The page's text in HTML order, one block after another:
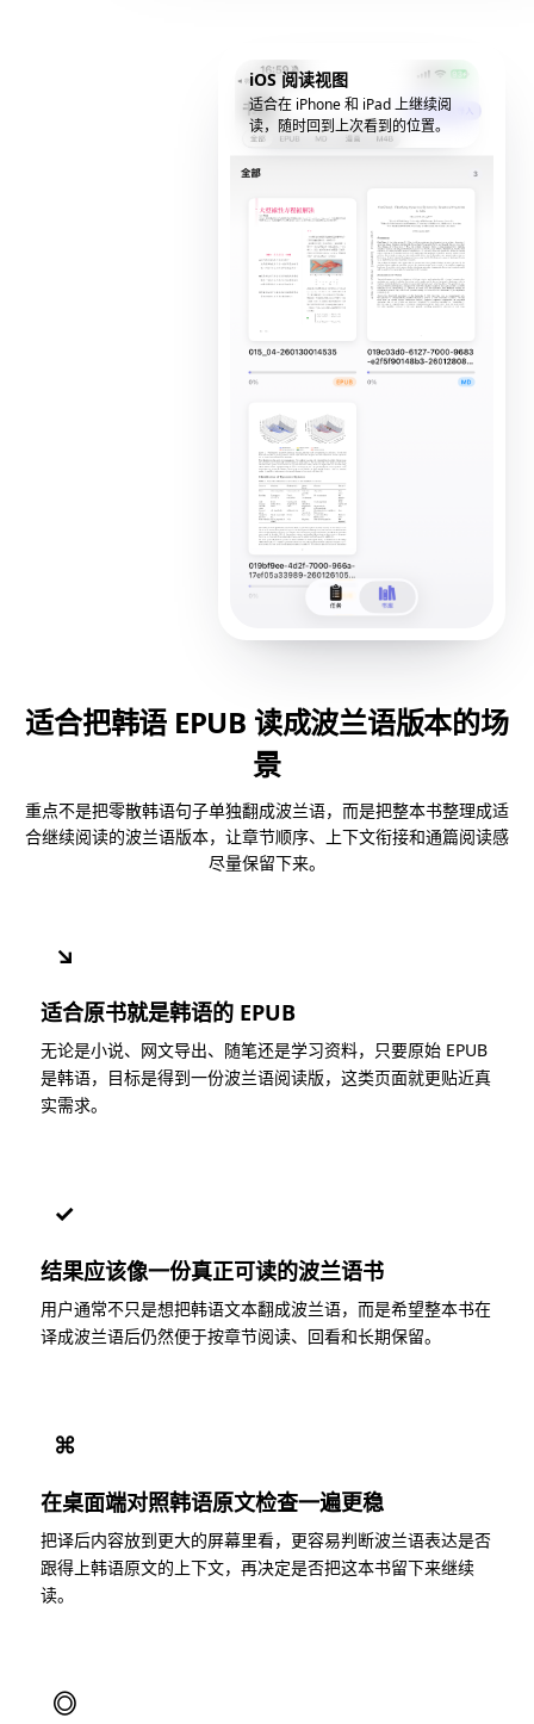
iOS 阅读视图
适合在 iPhone 和 iPad 上继续阅
读，随时回到上次看到的位置。
适合把韩语 EPUB 读成波兰语版本的场
景
重点不是把零散韩语句子单独翻成波兰语，而是把整本书整理成适
合继续阅读的波兰语版本，让章节顺序、上下文衔接和通篇阅读感
尽量保留下来。
↘
适合原书就是韩语的 EPUB
无论是小说、网文导出、随笔还是学习资料，只要原始 EPUB
是韩语，目标是得到一份波兰语阅读版，这类页面就更贴近真
实需求。
✓
结果应该像一份真正可读的波兰语书
用户通常不只是想把韩语文本翻成波兰语，而是希望整本书在
译成波兰语后仍然便于按章节阅读、回看和长期保留。
⌘
在桌面端对照韩语原文检查一遍更稳
把译后内容放到更大的屏幕里看，更容易判断波兰语表达是否
跟得上韩语原文的上下文，再决定是否把这本书留下来继续
读。
◎